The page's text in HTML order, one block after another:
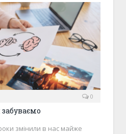
0
змінили в нас майже